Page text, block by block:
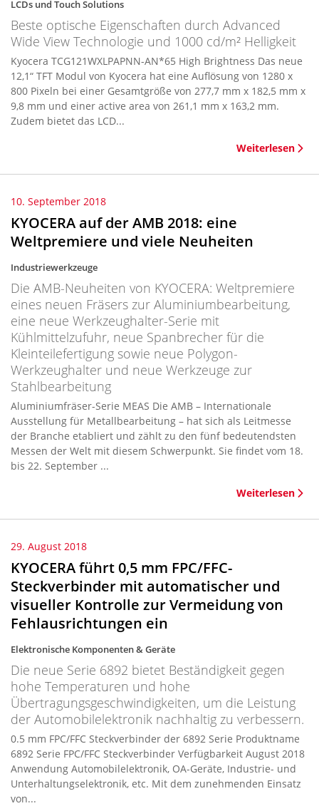
LCDs und Touch Solutions
Beste optische Eigenschaften durch Advanced
Wide View Technologie und 1000 cd/m² Helligkeit
Kyocera TCG121WXLPAPNN-AN*65 High Brightness Das neue
12,1“ TFT Modul von Kyocera hat eine Auflösung von 1280 x
800 Pixeln bei einer Gesamtgröße von 277,7 mm x 182,5 mm x
9,8 mm und einer active area von 261,1 mm x 163,2 mm.
Zudem bietet das LCD...
Weiterlesen
10. September 2018
KYOCERA auf der AMB 2018: eine
Weltpremiere und viele Neuheiten
Industriewerkzeuge
Die AMB-Neuheiten von KYOCERA: Weltpremiere
eines neuen Fräsers zur Aluminiumbearbeitung,
eine neue Werkzeughalter-Serie mit
Kühlmittelzufuhr, neue Spanbrecher für die
Kleinteilefertigung sowie neue Polygon-
Werkzeughalter und neue Werkzeuge zur
Stahlbearbeitung
Aluminiumfräser-Serie MEAS Die AMB – Internationale
Ausstellung für Metallbearbeitung – hat sich als Leitmesse
der Branche etabliert und zählt zu den fünf bedeutendsten
Messen der Welt mit diesem Schwerpunkt. Sie findet vom 18.
bis 22. September ...
Weiterlesen
29. August 2018
KYOCERA führt 0,5 mm FPC/FFC-
Steckverbinder mit automatischer und
visueller Kontrolle zur Vermeidung von
Fehlausrichtungen ein
Elektronische Komponenten & Geräte
Die neue Serie 6892 bietet Beständigkeit gegen
hohe Temperaturen und hohe
Übertragungsgeschwindigkeiten, um die Leistung
der Automobilelektronik nachhaltig zu verbessern.
0.5 mm FPC/FFC Steckverbinder der 6892 Serie Produktname
6892 Serie FPC/FFC Steckverbinder Verfügbarkeit August 2018
Anwendung Automobilelektronik, OA-Geräte, Industrie- und
Unterhaltungselektronik, etc. Mit dem zunehmenden Einsatz
von...